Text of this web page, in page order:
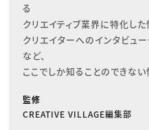
る
クリエイティブ業界に特化した
クリエイターへのインタビュ
など、
ここでしか知ることのできない
監修
CREATIVE VILLAGE編集部